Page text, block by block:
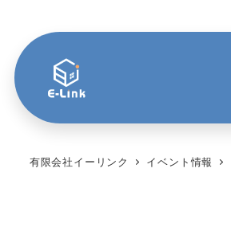
有限会社イーリンク イベント情報